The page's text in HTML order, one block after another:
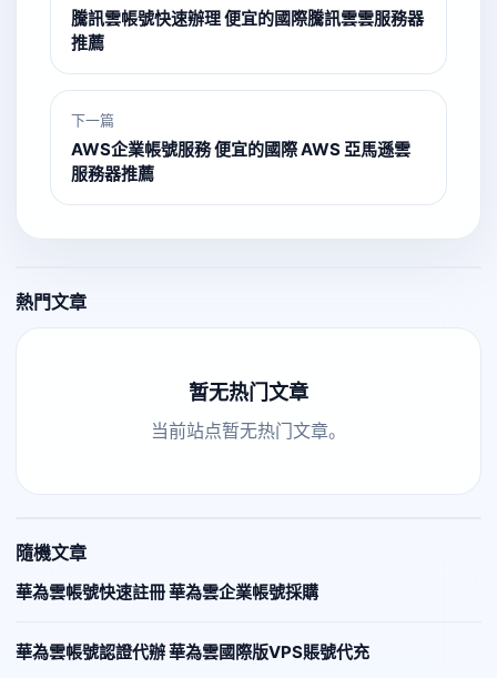
騰訊雲帳號快速辦理 便宜的國際騰訊雲雲服務器
推薦
下一篇
AWS企業帳號服務 便宜的國際 AWS 亞馬遜雲
服務器推薦
熱門文章
暂无热门文章
当前站点暂无热门文章。
隨機文章
華為雲帳號快速註冊 華為雲企業帳號採購
華為雲帳號認證代辦 華為雲國際版VPS賬號代充